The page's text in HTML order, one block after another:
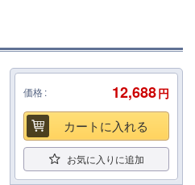
価格 12,688円
カートに入れる
お気に入りに追加